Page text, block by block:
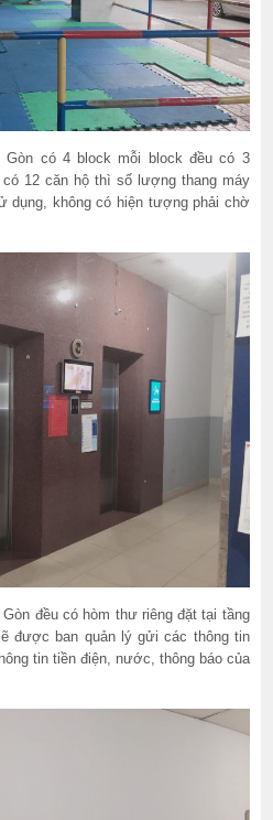
Gòn có 4 block mỗi block đều có 3
12 căn hộ thì số lượng thang máy
dụng, không có hiện tượng phải chờ
đều có hòm thư riêng đặt tại tầng
được ban quản lý gửi các thông tin
tin tiền điện, nước, thông báo của